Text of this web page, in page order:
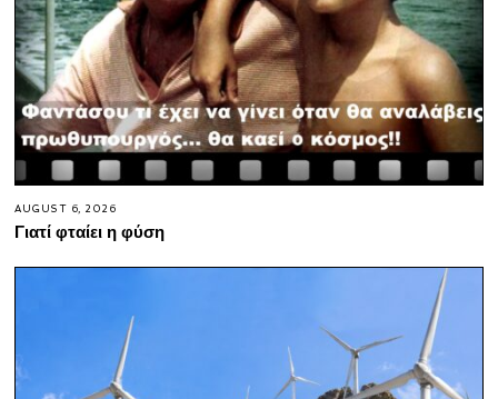
AUGUST 6, 2026
Γιατί φταίει η φύση